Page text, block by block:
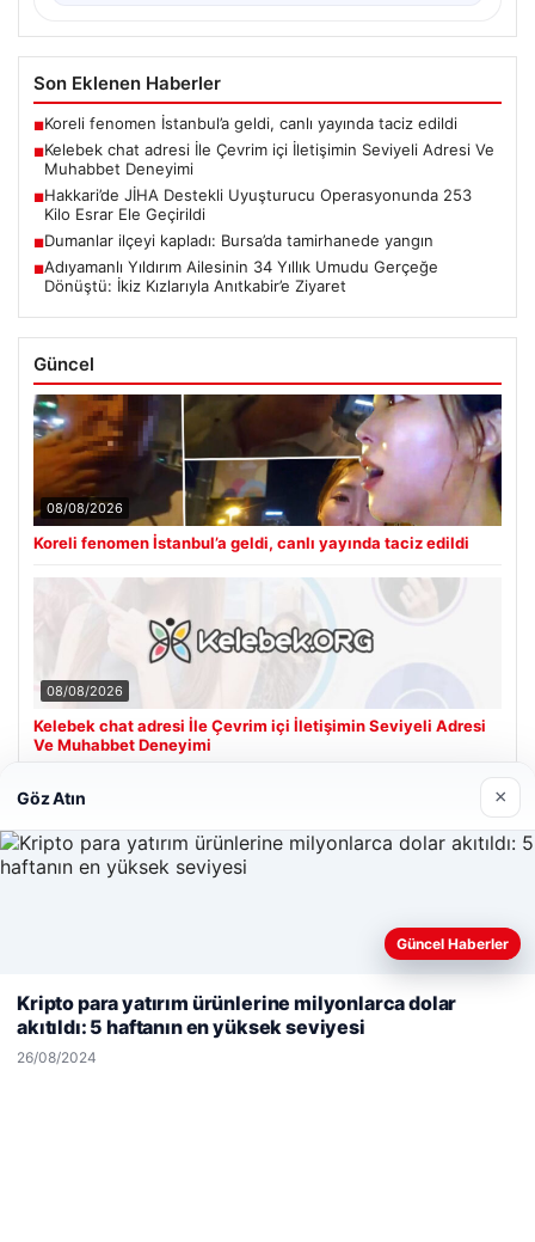
Son Eklenen Haberler
■Koreli fenomen İstanbul’a geldi, canlı yayında taciz edildi
■Kelebek chat adresi İle Çevrim içi İletişimin Seviyeli Adresi Ve
Muhabbet Deneyimi
■Hakkari’de JİHA Destekli Uyuşturucu Operasyonunda 253
Kilo Esrar Ele Geçirildi
■Dumanlar ilçeyi kapladı: Bursa’da tamirhanede yangın
■Adıyamanlı Yıldırım Ailesinin 34 Yıllık Umudu Gerçeğe
Dönüştü: İkiz Kızlarıyla Anıtkabir’e Ziyaret
Güncel
08/08/2026
Koreli fenomen İstanbul’a geldi, canlı yayında taciz edildi
08/08/2026
Kelebek chat adresi İle Çevrim içi İletişimin Seviyeli Adresi
Ve Muhabbet Deneyimi
Son Eklenen Firmalar
Web sitemizi nasıl kullandığınızı daha iyi anlayabilmek,
kullanıyoruz. Çerez Politikamız
Kabul Et
Göz Atın ×
Güncel Haberler
Kripto para yatırım ürünlerine milyonlarca dolar
akıtıldı: 5 haftanın en yüksek seviyesi
26/08/2024